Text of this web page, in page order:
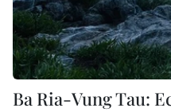
Ba Ria-Vung Tau: